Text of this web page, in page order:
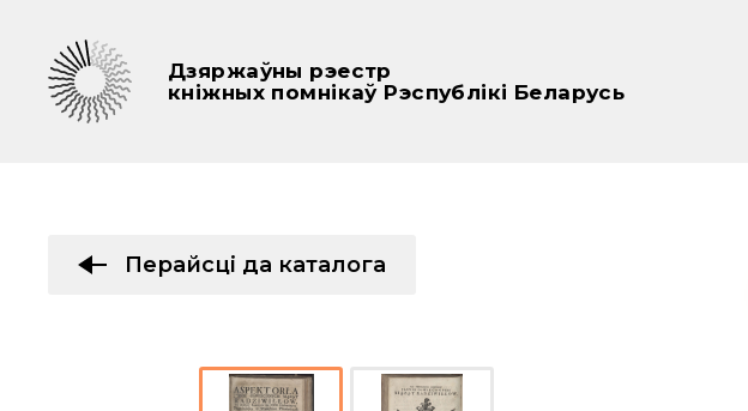
Дзяржаўны рэестр
кніжных помнікаў Рэспублікі Беларусь
Перайсці да каталога